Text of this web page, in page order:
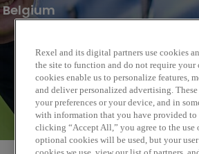
Rexel and its digital partners use cookies
the site to function and do not require your
cookies enable us to personalize features,
and deliver personalized advertising.
your preferences or your device, and in
with information that you have provided
clicking “Accept All,” you agree to the use
optional cookies will be used, but your